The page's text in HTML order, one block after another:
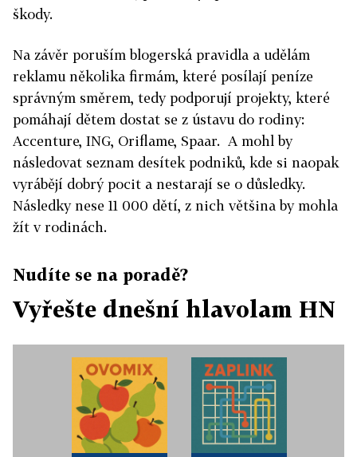
škody.
Na závěr poruším blogerská pravidla a udělám
reklamu několika firmám, které posílají peníze
správným směrem, tedy podporují projekty, které
pomáhají dětem dostat se z ústavu do rodiny:
Accenture, ING, Oriflame, Spaar. A mohl by
následovat seznam desítek podniků, kde si naopak
vyrábějí dobrý pocit a nestarají se o důsledky.
Následky nese 11 000 dětí, z nich většina by mohla
žít v rodinách.
Nudíte se na poradě?
Vyřešte dnešní hlavolam HN